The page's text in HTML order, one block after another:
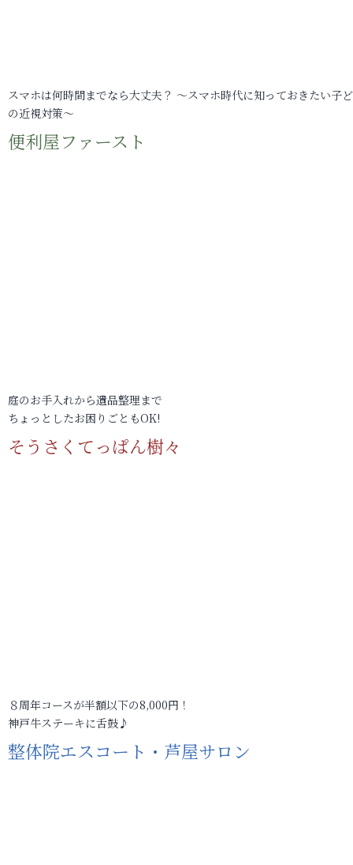
スマホは何時間までなら大丈夫？ ～スマホ時代に知っておきたい子
の近視対策～
便利屋ファースト
庭のお手入れから遺品整理まで
ちょっとしたお困りごともOK!
そうさくてっぱん樹々
８周年コースが半額以下の8,000円！
神戸牛ステーキに舌鼓♪
整体院エスコート・芦屋サロン